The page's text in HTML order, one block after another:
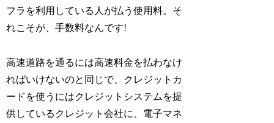
フラを利用している人が払う使用料。そ
れこそが、手数料なんです!
高速道路を通るには高速料金を払わなけ
ればいけないのと同じで、クレジットカ
ードを使うにはクレジットシステムを提
供しているクレジット会社に、電子マネ